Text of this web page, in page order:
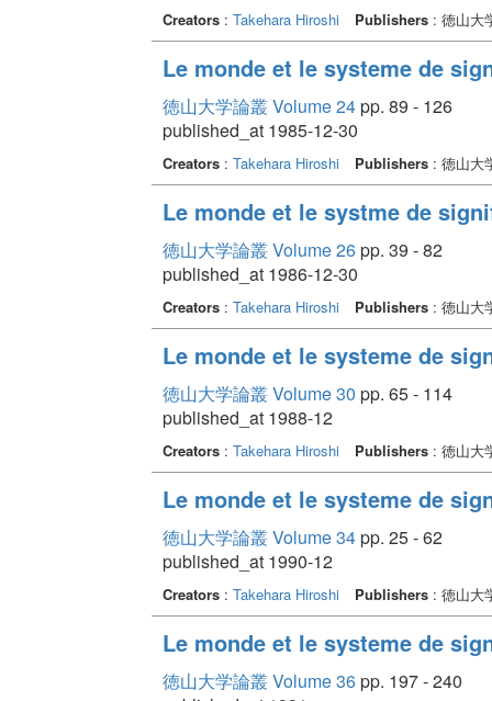
Creators: Takehara Hiroshi Publishers: 徳山大
Le monde et le systeme de
徳山大学論叢 Volume 24pp. 89 - 126
published_at 1985-12-30
Creators: Takehara Hiroshi Publishers: 徳山大
Le monde et le systme de
徳山大学論叢 Volume 26pp. 39 - 82
published_at 1986-12-30
Creators: Takehara Hiroshi Publishers: 徳山大
Le monde et le systeme de
徳山大学論叢 Volume 30 pp. 65 - 114
published_at 1988-12
Creators: Takehara Hiroshi Publishers: 徳山大
Le monde et le systeme de
徳山大学論叢 Volume 34pp. 25 - 62
published_at 1990-12
Creators: Takehara Hiroshi Publishers: 徳山大
Le monde et le systeme de
徳山大学論叢 Volume 36pp. 197 - 240